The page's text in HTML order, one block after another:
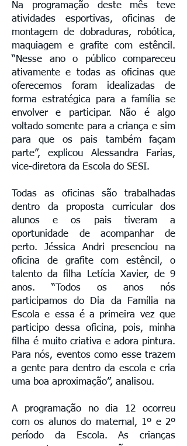
Na programação deste mês teve
atividades esportivas, oficinas de
montagem de dobraduras, robótica,
maquiagem e grafite com estêncil.
“Nesse ano o público compareceu
ativamente e todas as oficinas que
oferecemos foram idealizadas de
forma estratégica para a família se
envolver e participar. Não é algo
voltado somente para a criança e sim
para que os pais também façam
parte”, explicou Alessandra Farias,
vice-diretora da Escola do SESI.
Todas as oficinas são trabalhadas
dentro da proposta curricular dos
alunos e os pais tiveram a
oportunidade de acompanhar de
perto. Jéssica Andri presenciou na
oficina de grafite com estêncil, o
talento da filha Letícia Xavier, de 9
anos. “Todos os anos nós
participamos do Dia da Família na
Escola e essa é a primeira vez que
participo dessa oficina, pois, minha
filha é muito criativa e adora pintura.
Para nós, eventos como esse trazem
a gente para dentro da escola e cria
uma boa aproximação”, analisou.
A programação no dia 12 ocorreu
com os alunos do maternal, 1º e 2º
período da Escola. As crianças